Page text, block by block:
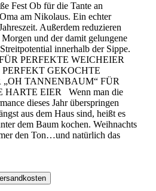
Fest Ob für die Tante an
am Nikolaus. Ein echter
Außerdem reduzieren
und der damit gelungene
innerhalb der Sippe.
PERFEKTE WEICHEIER
GEKOCHTE
TANNENBAUM“ FÜR
HARTE EIER Wenn man die
dieses Jahr überspringen
aus dem Haus sind, heißt es
dem Baum kochen. Weihnachts
den Ton…und natürlich das